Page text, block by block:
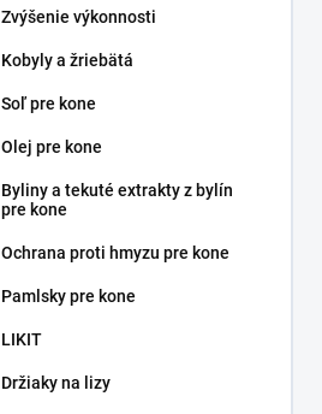
Zvýšenie výkonnosti
Kobyly a žriebätá
Soľ pre kone
Olej pre kone
Byliny a tekuté extrakty z bylín
pre kone
Ochrana proti hmyzu pre kone
Pamlsky pre kone
LIKIT
Držiaky na lizy